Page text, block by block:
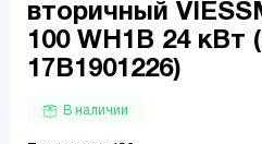
вторичный
100 WH1B 24 кВт
17B1901226)
В наличии